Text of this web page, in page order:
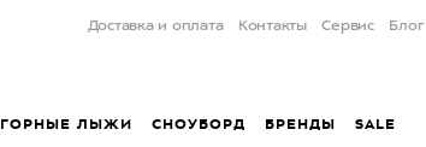
Доставка и оплата Контакты Сервис Блог
ГОРНЫЕ ЛЫЖИ СНОУБОРД БРЕНДЫ SALE